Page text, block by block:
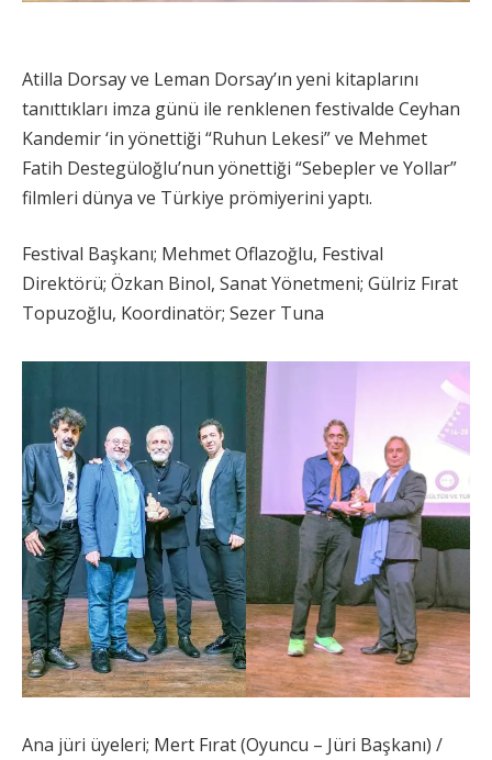
Atilla Dorsay ve Leman Dorsay’ın yeni kitaplarını
tanıttıkları imza günü ile renklenen festivalde Ceyhan
Kandemir ‘in yönettiği “Ruhun Lekesi” ve Mehmet
Fatih Destegüloğlu’nun yönettiği “Sebepler ve Yollar”
filmleri dünya ve Türkiye prömiyerini yaptı.
Festival Başkanı; Mehmet Oflazoğlu, Festival
Direktörü; Özkan Binol, Sanat Yönetmeni; Gülriz Fırat
Topuzoğlu, Koordinatör; Sezer Tuna
Ana jüri üyeleri; Mert Fırat (Oyuncu – Jüri Başkanı) /